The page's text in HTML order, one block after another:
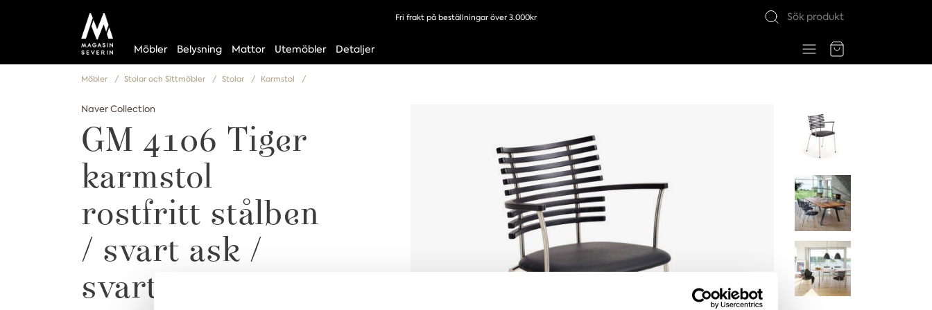
Fri frakt på beställningar över 3.000kr
Möbler Belysning Mattor Utemöbler Detaljer
Möbler Stolar och Sittmöbler Stolar Karmstol
Naver Collection
GM 4106 Tiger
karmstol
rostfritt stålben
/ svart ask /
svart läder